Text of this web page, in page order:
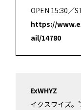
OPEN 15:30／
https://
ail/14780
ExWHYZ
イクスワイズ。